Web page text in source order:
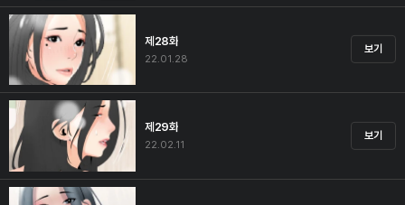
제28화
22.01.28
보기
제29화
22.02.11
보기